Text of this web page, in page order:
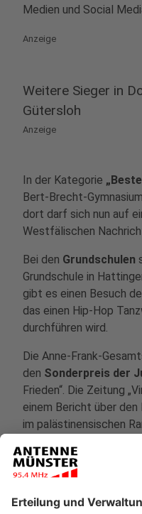
Medien und Social
Anzeige
Weitere Sieger in
Gütersloh
Anzeige
In der Kategorie
Bert-Brecht-
dort darf sich nun auf
Westfälischen
Bei den Grundschulen
Grundschule in
gibt es einen Besuch
das einen Hip-Hop
durchführen wird.
Die Anne-Frank-
den Sonderpreis der
Frieden“. Die Zeitung
einem Bericht über
im palästinensischen
Anzeige
Viele neue Schulen